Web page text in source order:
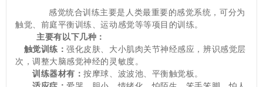
感觉统合训练主要是人类最重要的感觉系统，可分为
触觉、前庭平衡训练、运动感觉等等项目的训练。
主要有以下几种：
触觉训练：强化皮肤、大小肌肉关节神经感应，辨识感觉层
次，调整大脑感觉神经的灵敏度。
训练器材有：按摩球、波波池、平衡触觉板。